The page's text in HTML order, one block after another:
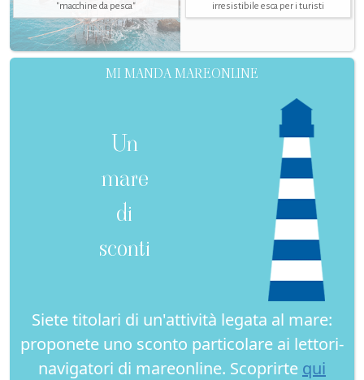
"macchine da pesca"
irresistibile esca per i turisti
MI MANDA MAREONLINE
Un
mare
di
sconti
Siete titolari di un'attività legata al mare:
proponete uno sconto particolare ai lettori-
navigatori di mareonline. Scoprirte qui